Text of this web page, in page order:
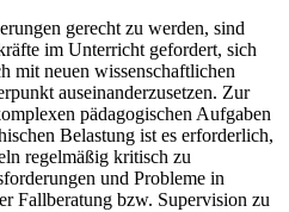
gerecht zu werden, sind
im Unterricht gefordert, sich
mit neuen wissenschaftlichen
auseinanderzusetzen. Zur
pädagogischen Aufgaben
Belastung ist es erforderlich,
regelmäßig kritisch zu
und Probleme in
Fallberatung bzw. Supervision zu